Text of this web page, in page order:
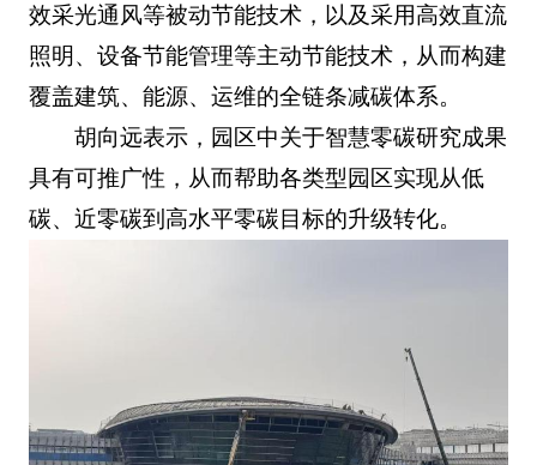
效采光通风等被动节能技术，以及采用高效直流
照明、设备节能管理等主动节能技术，从而构建
覆盖建筑、能源、运维的全链条减碳体系。
胡向远表示，园区中关于智慧零碳研究成果
具有可推广性，从而帮助各类型园区实现从低
碳、近零碳到高水平零碳目标的升级转化。